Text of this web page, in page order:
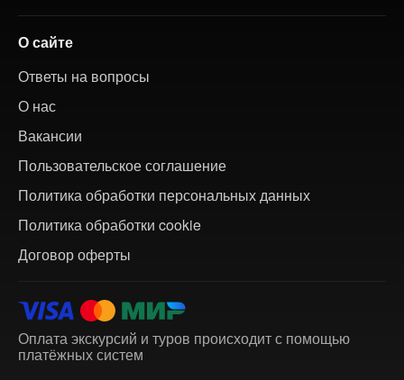
О сайте
Ответы на вопросы
О нас
Вакансии
Пользовательское соглашение
Политика обработки персональных данных
Политика обработки cookie
Договор оферты
Оплата экскурсий и туров происходит с помощью
платёжных систем